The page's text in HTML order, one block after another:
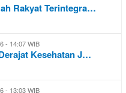
Rakyat Terintegra…
- 14:07 WIB
Kesehatan J…
- 13:03 WIB